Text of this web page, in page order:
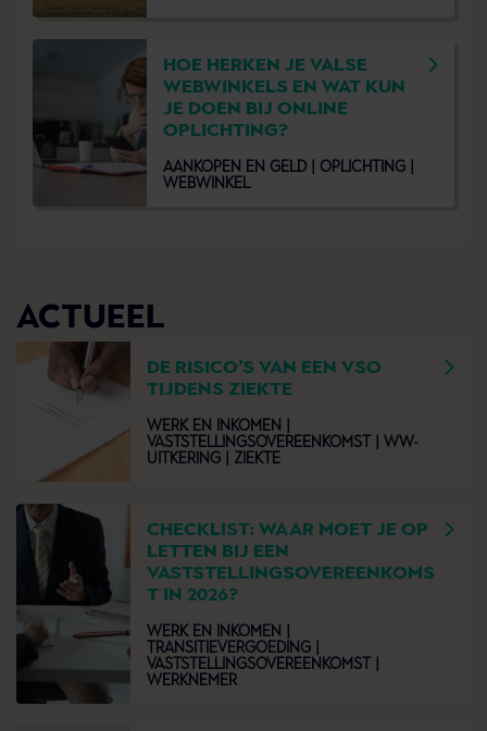
HOE HERKEN JE VALSE
WEBWINKELS EN WAT KUN
JE DOEN BIJ ONLINE
OPLICHTING?
AANKOPEN EN GELD |
OPLICHTING |
WEBWINKEL
ACTUEEL
DE RISICO’S VAN EEN VSO
TIJDENS ZIEKTE
WERK EN INKOMEN |
VASTSTELLINGSOVEREENKOMST | WW-
UITKERING | ZIEKTE
CHECKLIST: WAAR MOET JE OP
LETTEN BIJ EEN
VASTSTELLINGSOVEREENKOMS
T IN 2026?
WERK EN INKOMEN |
TRANSITIEVERGOEDING |
VASTSTELLINGSOVEREENKOMST |
WERKNEMER